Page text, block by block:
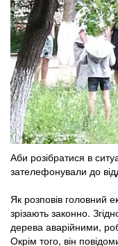
Аби розібратися в
зателефонували до
Як розповів головний
зрізають законно.
дерева аварійними,
Окрім того, він